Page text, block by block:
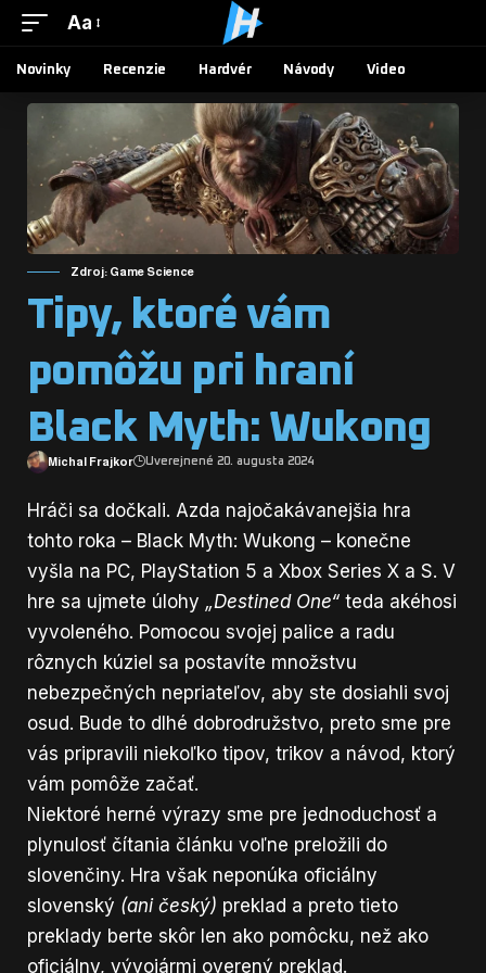
Aa
Novinky Recenzie Hardvér Návody Video
Zdroj: Game Science
Tipy, ktoré vám
pomôžu pri hraní
Black Myth: Wukong
Michal Frajkor Uverejnené 20. augusta 2024
Hráči sa dočkali. Azda najočakávanejšia hra
tohto roka – Black Myth: Wukong – konečne
vyšla na PC, PlayStation 5 a Xbox Series X a S. V
hre sa ujmete úlohy „Destined One“ teda akéhosi
vyvoleného. Pomocou svojej palice a radu
rôznych kúziel sa postavíte množstvu
nebezpečných nepriateľov, aby ste dosiahli svoj
osud. Bude to dlhé dobrodružstvo, preto sme pre
vás pripravili niekoľko tipov, trikov a návod, ktorý
vám pomôže začať.
Niektoré herné výrazy sme pre jednoduchosť a
plynulosť čítania článku voľne preložili do
slovenčiny. Hra však neponúka oficiálny
slovenský (ani český) preklad a preto tieto
preklady berte skôr len ako pomôcku, než ako
oficiálny, vývojármi overený preklad.